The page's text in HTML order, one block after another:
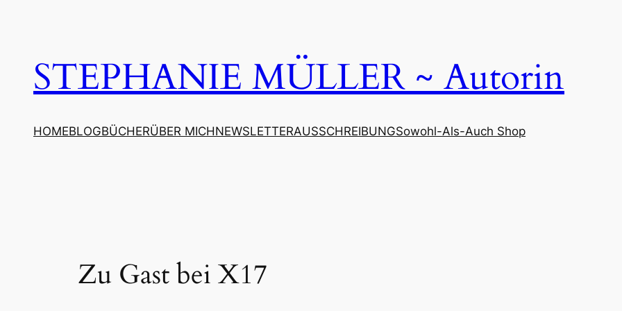
STEPHANIE MÜLLER ~ Autorin
HOMEBLOGBÜCHERÜBER MICHNEWSLETTERAUSSCHREIBUNGSowohl-Als-Auch Shop
Zu Gast bei X17